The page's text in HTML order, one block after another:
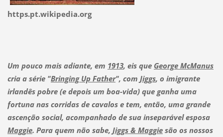
https.pt.wikipedia.org
Um pouco mais adiante, em 1913, eis que George McManus
cria a série "Bringing Up Father", com Jiggs, o imigrante
irlandês pobre (e depois um boa-vida) que ganha uma
fortuna nas corridas de cavalos e tem, então, uma grande
ascenção social, acompanhado de sua inseparável esposa
Maggie. Para quem não sabe, Jiggs & Maggiesão os nossos